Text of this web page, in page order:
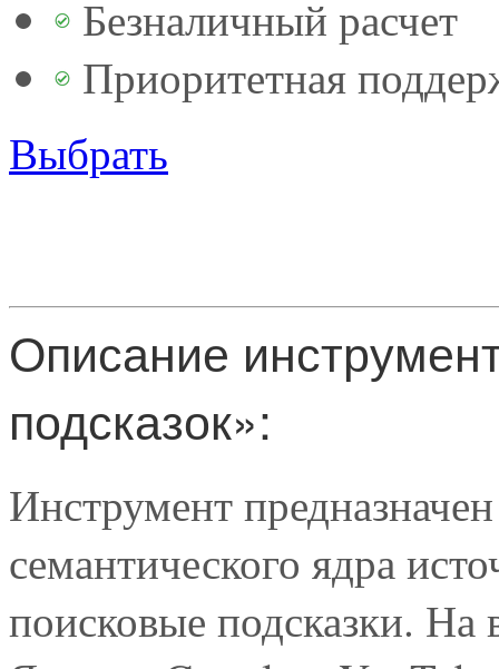
Безналичный расчет
Приоритетная
Выбрать
Описание
подсказок»:
Инструмент
семантического ядра
поисковые подсказки. На